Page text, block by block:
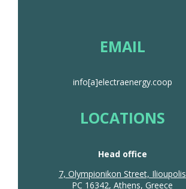
EMAIL
info[a]electraenergy.coop
LOCATIONS
Head office
7, Olympionikon Street, Ilioupolis
PC 16342, Athens, Greece